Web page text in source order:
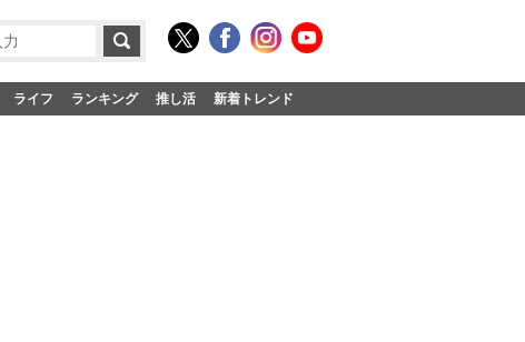
ライフ ランキング 推し活 新着トレンド